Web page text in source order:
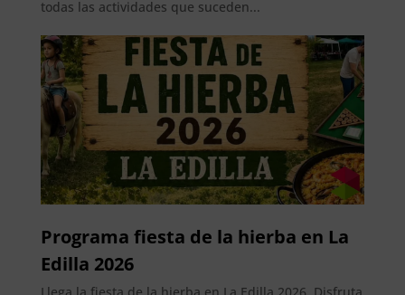
todas las actividades que suceden...
Programa fiesta de la hierba en La
Edilla 2026